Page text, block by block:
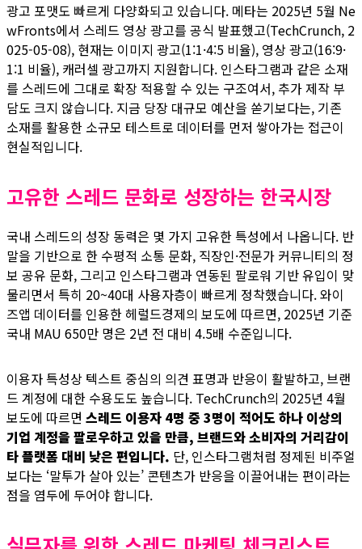
광고 포맷도 빠르게 다양화되고 있습니다. 메타는 2025년 5월 Ne
wFronts에서 스레드 영상 광고를 공식 발표했고(TechCrunch, 2
025-05-08), 현재는 이미지 광고(1:1·4:5 비율), 영상 광고(16:9·
1:1 비율), 캐러셀 광고까지 지원합니다. 인스타그램과 같은 소재
를 스레드에 그대로 확장 적용할 수 있는 구조여서, 추가 제작 부
담도 크지 않습니다. 지금 당장 대규모 예산을 쏟기보다는, 기존
소재를 활용한 소규모 테스트로 데이터를 먼저 쌓아가는 접근이
현실적입니다.
고유한 스레드 문화로 성장하는 한국시장
국내 스레드의 성장 동력은 몇 가지 고유한 특성에서 나옵니다. 반
말을 기반으로 한 수평적 소통 문화, 직장인·전문가 커뮤니티의 정
보 공유 문화, 그리고 인스타그램과 연동된 팔로워 기반 유입이 맞
물리면서 특히 20~40대 사용자층이 빠르게 정착했습니다. 와이
즈앱 데이터를 인용한 헤럴드경제의 보도에 따르면, 2025년 기준
국내 MAU 650만 명은 2년 전 대비 4.5배 수준입니다.
이용자 특성상 텍스트 중심의 의견 표명과 반응이 활발하고, 브랜
드 계정에 대한 수용도도 높습니다. TechCrunch의 2025년 4월
보도에 따르면 스레드 이용자 4명 중 3명이 적어도 하나 이상의
기업 계정을 팔로우하고 있을 만큼, 브랜드와 소비자의 거리감이
타 플랫폼 대비 낮은 편입니다. 단, 인스타그램처럼 정제된 비주얼
보다는 ‘말투가 살아 있는’ 콘텐츠가 반응을 이끌어내는 편이라는
점을 염두에 두어야 합니다.